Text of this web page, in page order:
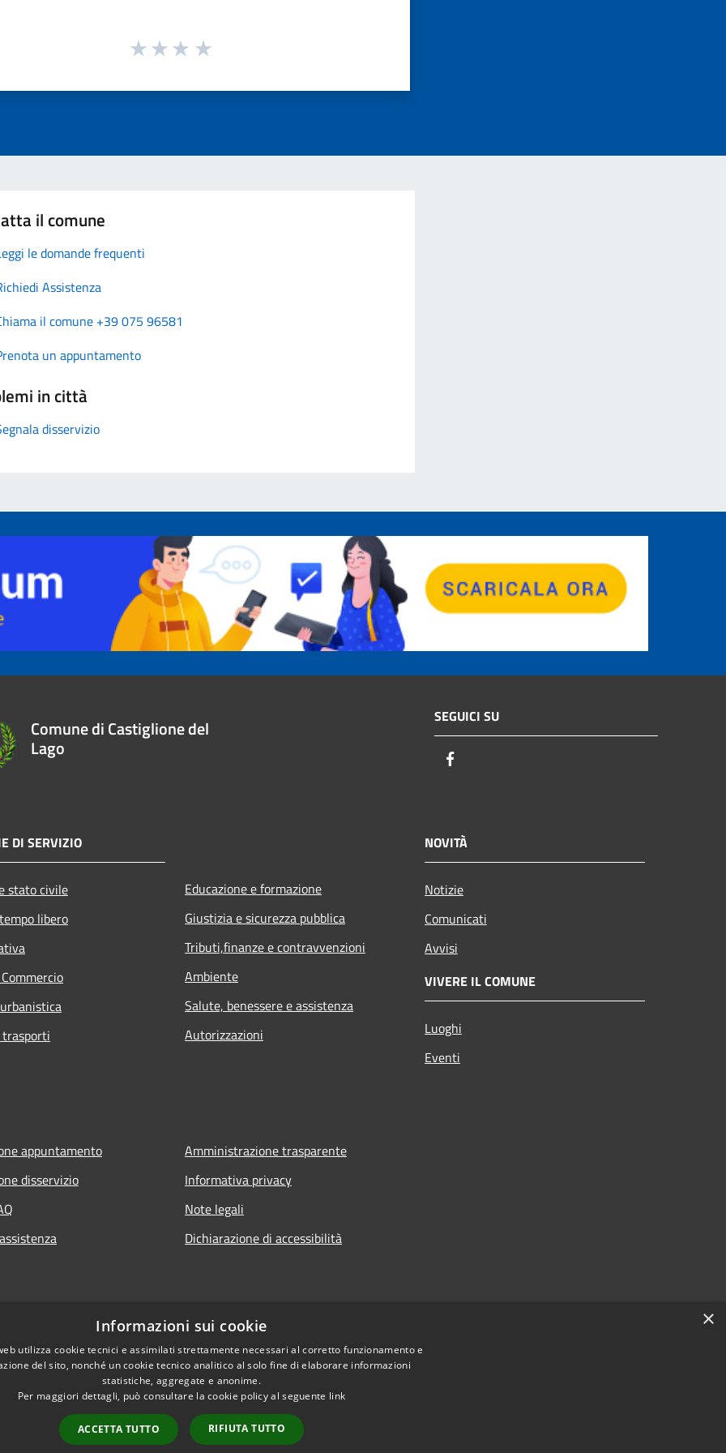
il comune
le domande frequenti
Assistenza
il comune +39 075 96581
un appuntamento
in città
disservizio
Comune di Castiglione del
Lago
SEGUICI SU
DI SERVIZIO
stato civile
libero
Educazione e formazione
Giustizia e sicurezza pubblica
Tributi,finanze e contravvenzioni
Ambiente
Salute, benessere e assistenza
Autorizzazioni
NOVITÀ
Notizie
Comunicati
Avvisi
VIVERE IL COMUNE
Luoghi
Eventi
appuntamento
disservizio
Amministrazione trasparente
Informativa privacy
Note legali
Dichiarazione di accessibilità
Copyright © 2026 • Comune di Castiglione del Lago • Powered by
×
Informazioni sui cookie
utilizza cookie tecnici e assimilati strettamente necessari al corretto funzionamento e
del sito, nonché un cookie tecnico analitico al solo fine di elaborare informazioni
statistiche, aggregate e anonime.
Per maggiori dettagli, può consultare la cookie policy al seguente link
ACCETTA TUTTO RIFIUTA TUTTO